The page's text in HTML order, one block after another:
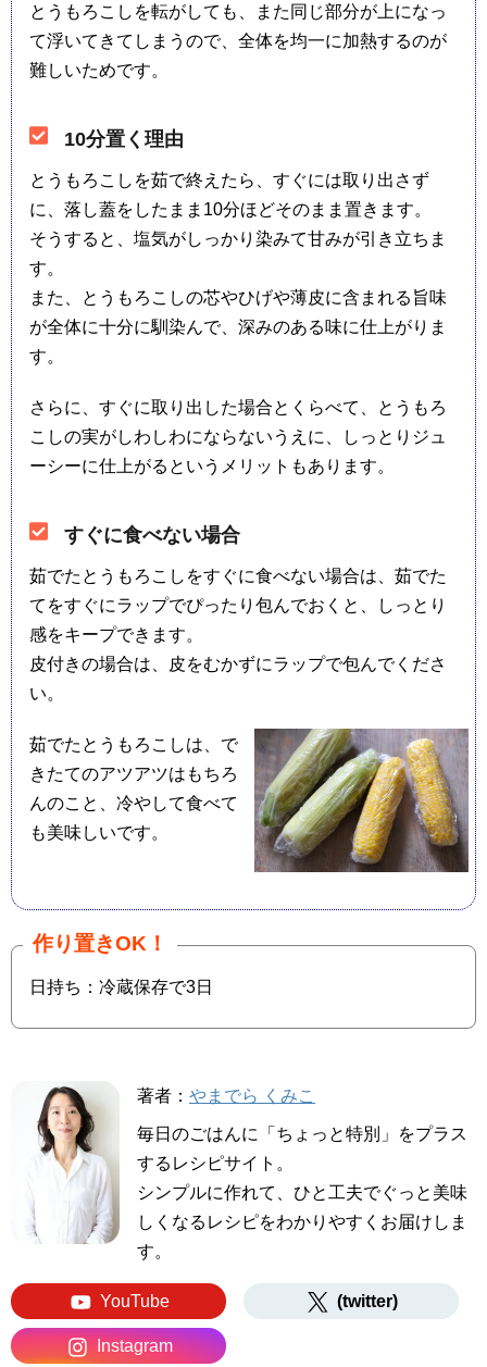
とうもろこしを転がしても、また同じ部分が上になっ
て浮いてきてしまうので、全体を均一に加熱するのが
難しいためです。
10分置く理由
とうもろこしを茹で終えたら、すぐには取り出さず
に、落し蓋をしたまま10分ほどそのまま置きます。
そうすると、塩気がしっかり染みて甘みが引き立ちま
す。
また、とうもろこしの芯やひげや薄皮に含まれる旨味
が全体に十分に馴染んで、深みのある味に仕上がりま
す。
さらに、すぐに取り出した場合とくらべて、とうもろ
こしの実がしわしわにならないうえに、しっとりジュ
ーシーに仕上がるというメリットもあります。
すぐに食べない場合
茹でたとうもろこしをすぐに食べない場合は、茹でた
てをすぐにラップでぴったり包んでおくと、しっとり
感をキープできます。
皮付きの場合は、皮をむかずにラップで包んでくださ
い。
茹でたとうもろこしは、で
きたてのアツアツはもちろ
んのこと、冷やして食べて
も美味しいです。
作り置きOK！
日持ち：冷蔵保存で3日
著者： やまでら くみこ
毎日のごはんに「ちょっと特別」をプラス
するレシピサイト。
シンプルに作れて、ひと工夫でぐっと美味
しくなるレシピをわかりやすくお届けしま
す。
YouTube (twitter)
Instagram